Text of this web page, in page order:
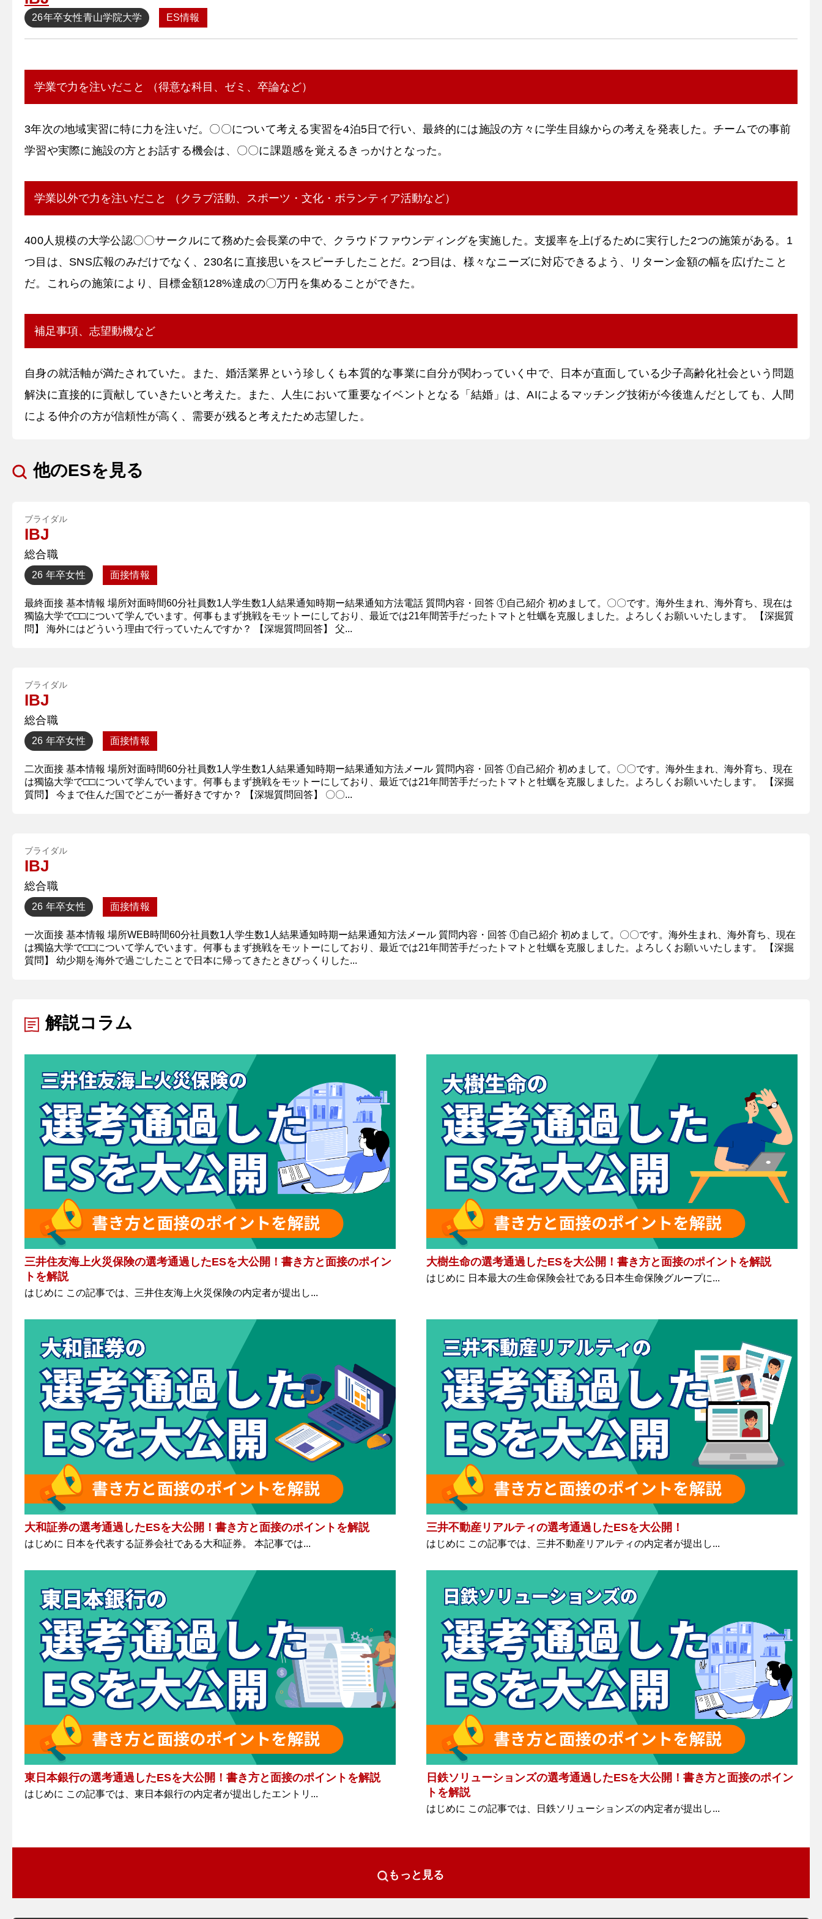
26年卒女性青山学院大学 ES情報
学業で力を注いだこと （得意な科目、ゼミ、卒論など）
3年次の地域実習に特に力を注いだ。〇〇について考える実習を4泊5日で行い、最終的には施設の方々に学生目線からの考えを発表した。チームでの事前
学習や実際に施設の方とお話する機会は、〇〇に課題感を覚えるきっかけとなった。
学業以外で力を注いだこと （クラブ活動、スポーツ・文化・ボランティア活動など）
400人規模の大学公認〇〇サークルにて務めた会長業の中で、クラウドファウンディングを実施した。支援率を上げるために実行した2つの施策がある。1
つ目は、SNS広報のみだけでなく、230名に直接思いをスピーチしたことだ。2つ目は、様々なニーズに対応できるよう、リターン金額の幅を広げたこと
だ。これらの施策により、目標金額128%達成の〇万円を集めることができた。
補足事項、志望動機など
自身の就活軸が満たされていた。また、婚活業界という珍しくも本質的な事業に自分が関わっていく中で、日本が直面している少子高齢化社会という問題
解決に直接的に貢献していきたいと考えた。また、人生において重要なイベントとなる「結婚」は、AIによるマッチング技術が今後進んだとしても、人間
による仲介の方が信頼性が高く、需要が残ると考えたため志望した。
他のESを見る
ブライダル
IBJ
総合職
26 年卒女性 面接情報
最終面接 基本情報 場所対面時間60分社員数1人学生数1人結果通知時期ー結果通知方法電話 質問内容・回答 ①自己紹介 初めまして。〇〇です。海外生まれ、海外育ち、現在は
獨協大学で□□について学んでいます。何事もまず挑戦をモットーにしており、最近では21年間苦手だったトマトと牡蠣を克服しました。よろしくお願いいたします。 【深掘質
問】 海外にはどういう理由で行っていたんですか？ 【深堀質問回答】 父...
ブライダル
IBJ
総合職
26 年卒女性 面接情報
二次面接 基本情報 場所対面時間60分社員数1人学生数1人結果通知時期ー結果通知方法メール 質問内容・回答 ①自己紹介 初めまして。〇〇です。海外生まれ、海外育ち、現在
は獨協大学で□□について学んでいます。何事もまず挑戦をモットーにしており、最近では21年間苦手だったトマトと牡蠣を克服しました。よろしくお願いいたします。 【深掘
質問】 今まで住んだ国でどこが一番好きですか？ 【深堀質問回答】 〇〇...
ブライダル
IBJ
総合職
26 年卒女性 面接情報
一次面接 基本情報 場所WEB時間60分社員数1人学生数1人結果通知時期ー結果通知方法メール 質問内容・回答 ①自己紹介 初めまして。〇〇です。海外生まれ、海外育ち、現在
は獨協大学で□□について学んでいます。何事もまず挑戦をモットーにしており、最近では21年間苦手だったトマトと牡蠣を克服しました。よろしくお願いいたします。 【深掘
質問】 幼少期を海外で過ごしたことで日本に帰ってきたときびっくりした...
解説コラム
三井住友海上火災保険の選考通過したESを大公開！書き方と面接のポイン
トを解説
はじめに この記事では、三井住友海上火災保険の内定者が提出し...
大樹生命の選考通過したESを大公開！書き方と面接のポイントを解説
はじめに 日本最大の生命保険会社である日本生命保険グループに...
大和証券の選考通過したESを大公開！書き方と面接のポイントを解説
はじめに 日本を代表する証券会社である大和証券。 本記事では...
三井不動産リアルティの選考通過したESを大公開！
はじめに この記事では、三井不動産リアルティの内定者が提出し...
東日本銀行の選考通過したESを大公開！書き方と面接のポイントを解説
はじめに この記事では、東日本銀行の内定者が提出したエントリ...
日鉄ソリューションズの選考通過したESを大公開！書き方と面接のポイン
トを解説
はじめに この記事では、日鉄ソリューションズの内定者が提出し...
もっと見る